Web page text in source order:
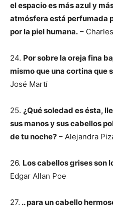
el espacio es más azul y
atmósfera está perfumada
por la piel humana. –
24. Por sobre la oreja fina
mismo que una cortina que
José Martí
25. ¿Qué soledad es ésta,
sus manos y sus cabellos
de tu noche? – Alejandra
26. Los cabellos grises son
Edgar Allan Poe
27. .. para un cabello